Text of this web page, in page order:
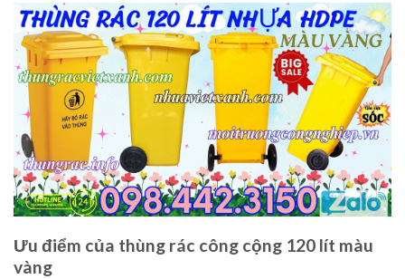
Ưu điểm của thùng rác công cộng 120 lít màu
vàng